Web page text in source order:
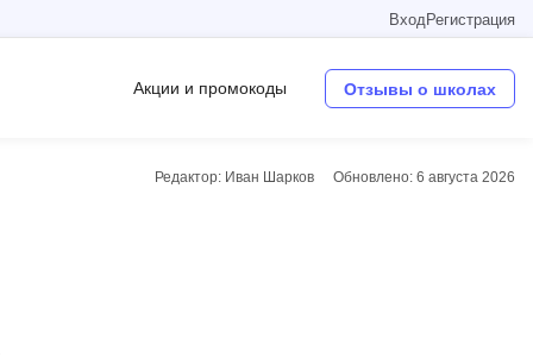
ВходРегистрация
Акции и промокоды Отзывы о школах
Редактор: Иван Шарков Обновлено: 6 августа 2026
Операционные системы